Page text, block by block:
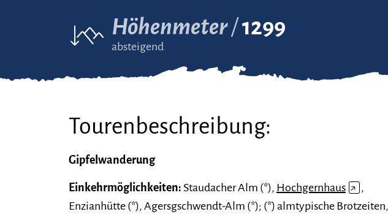
Höhenmeter 1299
absteigend
Tourenbeschreibung:
Gipfelwanderung
Einkehrmöglichkeiten: Staudacher Alm (*), Hochgernhaus ↗ ,
Enzianhütte (*), Agersgschwendt-Alm (*); (*) almtypische Brotzeiten,